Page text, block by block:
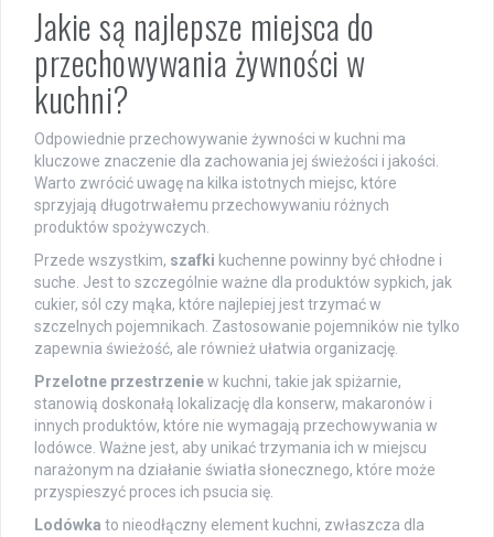
Jakie są najlepsze miejsca do
przechowywania żywności w
kuchni?
Odpowiednie przechowywanie żywności w kuchni ma
kluczowe znaczenie dla zachowania jej świeżości i jakości.
Warto zwrócić uwagę na kilka istotnych miejsc, które
sprzyjają długotrwałemu przechowywaniu różnych
produktów spożywczych.
Przede wszystkim, szafki kuchenne powinny być chłodne i
suche. Jest to szczególnie ważne dla produktów sypkich, jak
cukier, sól czy mąka, które najlepiej jest trzymać w
szczelnych pojemnikach. Zastosowanie pojemników nie tylko
zapewnia świeżość, ale również ułatwia organizację.
Przelotne przestrzeniew kuchni, takie jak spiżarnie,
stanowią doskonałą lokalizację dla konserw, makaronów i
innych produktów, które nie wymagają przechowywania w
lodówce. Ważne jest, aby unikać trzymania ich w miejscu
narażonym na działanie światła słonecznego, które może
przyspieszyć proces ich psucia się.
Lodówka to nieodłączny element kuchni, zwłaszcza dla